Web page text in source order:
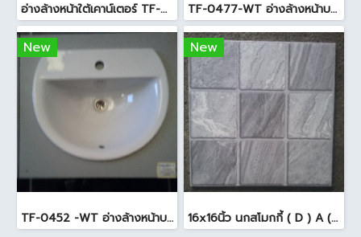
อ่างล้างหน้าใต้เคาน์เตอร์ TF-0458 สีขาว TF-0477-WT อ่างล้างหน้าบนเคาน์เตอร์ สีขาว
New
TF-0452 -WT อ่างล้างหน้าบนเคาน์เตอร์ สีขาว
New
16x16นิ้ว นกสโมกกี้ ( D ) A (Pack6)